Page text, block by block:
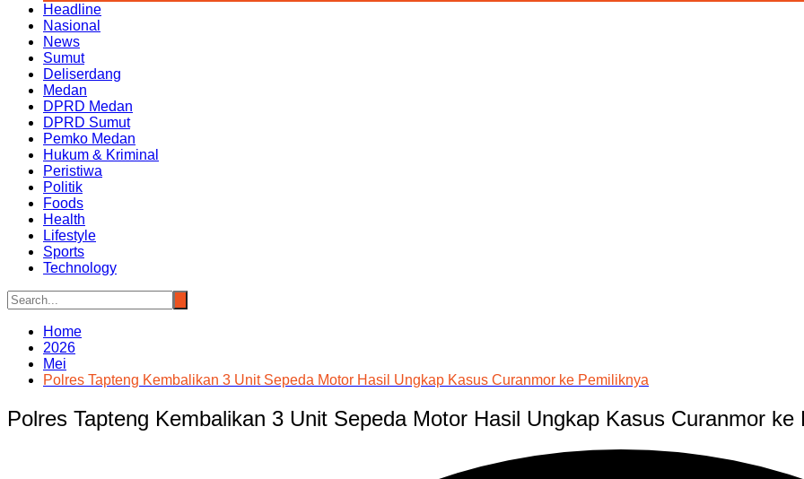
Headline
Nasional
News
Sumut
Deliserdang
Medan
DPRD Medan
DPRD Sumut
Pemko Medan
Hukum & Kriminal
Peristiwa
Politik
Foods
Health
Lifestyle
Sports
Technology
Home
2026
Mei
Polres Tapteng Kembalikan 3 Unit Sepeda Motor Hasil Ungkap Kasus Curanmor ke Pemiliknya
Polres Tapteng Kembalikan 3 Unit Sepeda Motor Hasil Ungkap Kasus Curanmor ke